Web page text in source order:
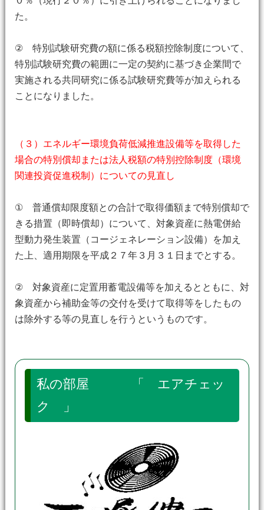
た。
② 特別試験研究費の額に係る税額控除制度について、
特別試験研究費の範囲に一定の契約に基づき企業間で
実施される共同研究に係る試験研究費等が加えられる
ことになりました。
（３）エネルギー環境負荷低減推進設備等を取得した
場合の特別償却または法人税額の特別控除制度（環境
関連投資促進税制）についての見直し
① 普通償却限度額との合計で取得価額まで特別償却で
きる措置（即時償却）について、対象資産に熱電併給
型動力発生装置（コージェネレーション設備）を加え
た上、適用期限を平成２７年３月３１日までとする。
② 対象資産に定置用蓄電設備等を加えるとともに、対
象資産から補助金等の交付を受けて取得等をしたもの
は除外する等の見直しを行うというものです。
私の部屋 「 エアチェッ
ク 」